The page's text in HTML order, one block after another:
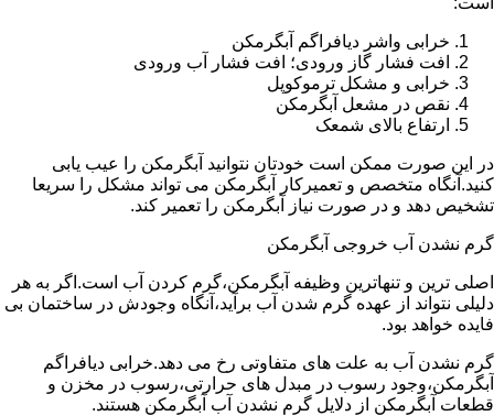
خرابی واشر دیافراگم آبگرمکن
افت فشار گاز ورودی؛ افت فشار آب ورودی
خرابی و مشکل ترموکوپل
نقص در مشعل آبگرمکن
ارتفاع بالای شمعک
در این صورت ممکن است خودتان نتوانید آبگرمکن را عیب یابی
کنید.آنگاه متخصص و تعمیرکار آبگرمکن می تواند مشکل را سریعا
تشخیص دهد و در صورت نیاز آبگرمکن را تعمیر کند.
گرم نشدن آب خروجی آبگرمکن
اصلی ترین و تنهاترین وظیفه آبگرمکن،گرم کردن آب است.اگر به هر
دلیلی نتواند از عهده گرم شدن آب برآید،آنگاه وجودش در ساختمان بی
فایده خواهد بود.
گرم نشدن آب به علت های متفاوتی رخ می دهد.خرابی دیافراگم
آبگرمکن،وجود رسوب در مبدل های حرارتی،رسوب در مخزن و
قطعات آبگرمکن از دلایل گرم نشدن آب آبگرمکن هستند.